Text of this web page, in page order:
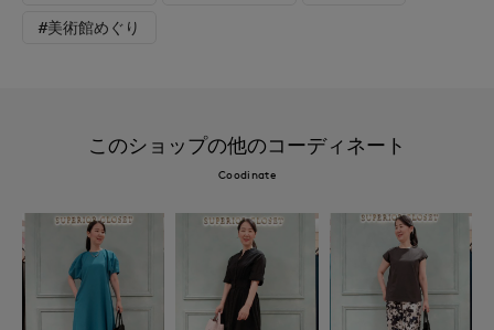
#美術館めぐり
このショップの他のコーディネート
Coodinate